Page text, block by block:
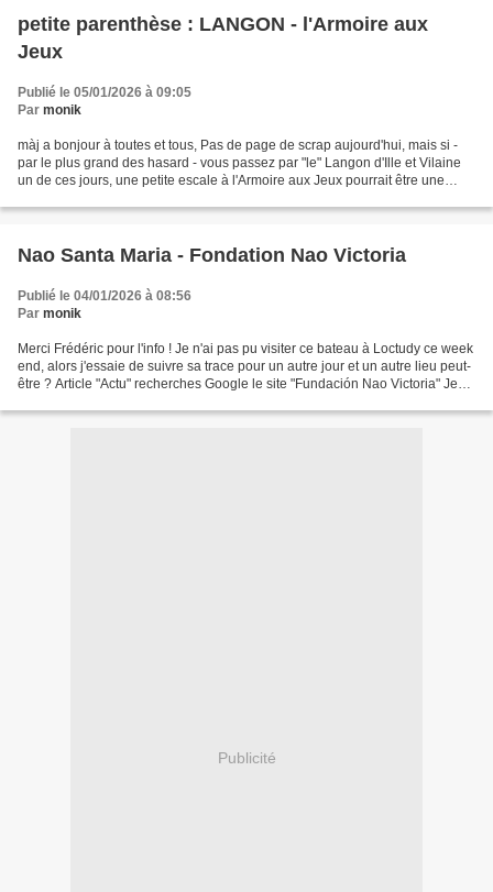
petite parenthèse : LANGON - l'Armoire aux
Jeux
Publié le 05/01/2026 à 09:05
Par monik
màj a bonjour à toutes et tous, Pas de page de scrap aujourd'hui, mais si -
par le plus grand des hasard - vous passez par "le" Langon d'Ille et Vilaine
un de ces jours, une petite escale à l'Armoire aux Jeux pourrait être une
Nao Santa Maria - Fondation Nao Victoria
Publié le 04/01/2026 à 08:56
Par monik
Merci Frédéric pour l'info ! Je n'ai pas pu visiter ce bateau à Loctudy ce week
end, alors j'essaie de suivre sa trace pour un autre jour et un autre lieu peut-
être ? Article "Actu" recherches Google le site "Fundación Nao Victoria" Je
Publicité